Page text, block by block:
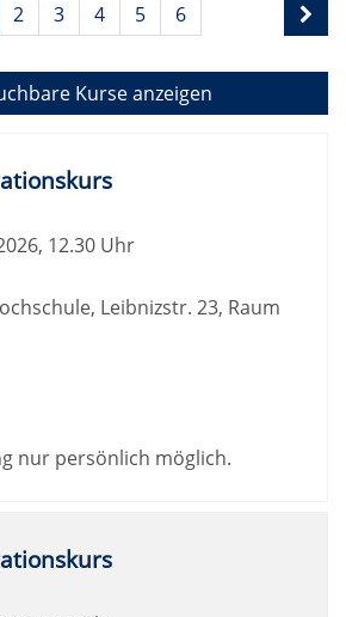
2 3 4 5 6
Kurse anzeigen
12.30 Uhr
Leibnizstr. 23, Raum
nur persönlich möglich.